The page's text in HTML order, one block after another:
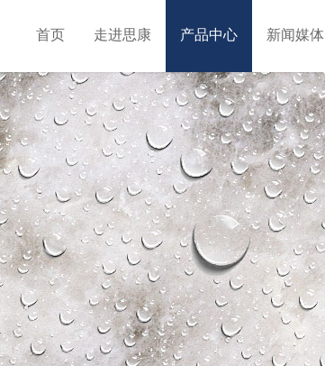
首页 走进思康 产品中心 新闻媒体